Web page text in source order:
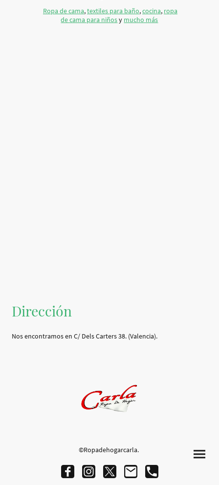
Ropa de cama,textiles para baño,cocina, ropa
de cama para niñosy mucho más
Dirección
Nos encontramos en C/ Dels Carters 38. (Valencia).
©Ropadehogarcarla.